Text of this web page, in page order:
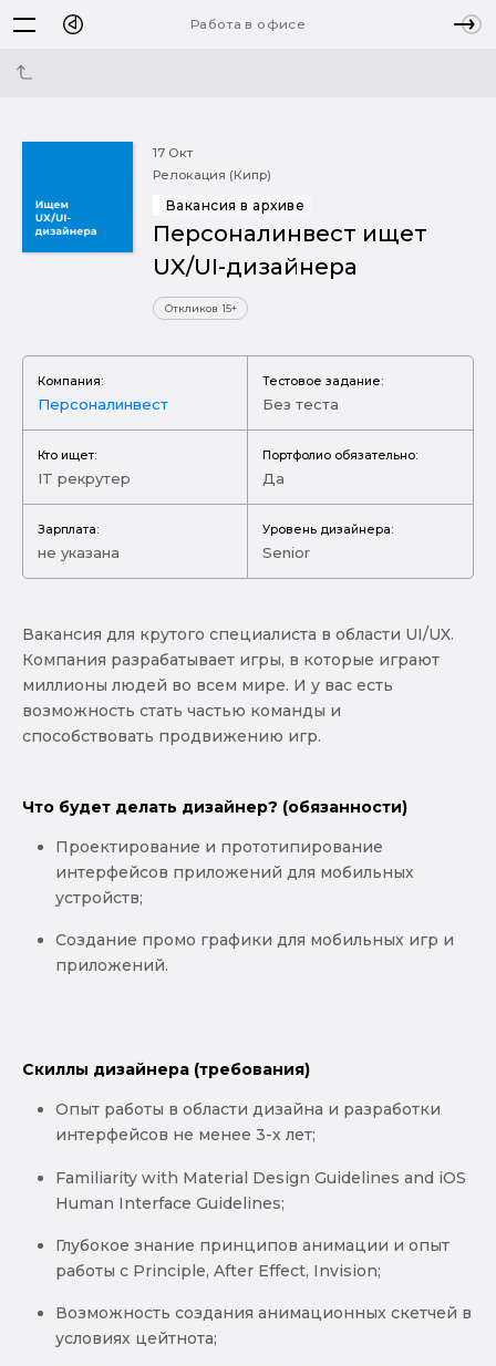
Работа в офисе
17 Окт
Релокация (Кипр)
Вакансия в архиве
Персоналинвест ищет
UX/UI-дизайнера
Откликов 15+
Компания:
Персоналинвест
Тестовое задание:
Без теста
Кто ищет:
IT рекрутер
Портфолио обязательно:
Да
Зарплата:
не указана
Уровень дизайнера:
Senior
Вакансия для крутого специалиста в области UI/UX.
Компания разрабатывает игры, в которые играют
миллионы людей во всем мире. И у вас есть
возможность стать частью команды и
способствовать продвижению игр.
Что будет делать дизайнер? (обязанности)
Проектирование и прототипирование
интерфейсов приложений для мобильных
устройств;
Создание промо графики для мобильных игр и
приложений.
Скиллы дизайнера (требования)
Опыт работы в области дизайна и разработки
интерфейсов не менее 3-х лет;
Familiarity with Material Design Guidelines and iOS
Human Interface Guidelines;
Глубокое знание принципов анимации и опыт
работы с Principle, After Effect, Invision;
Возможность создания анимационных скетчей в
условиях цейтнота;